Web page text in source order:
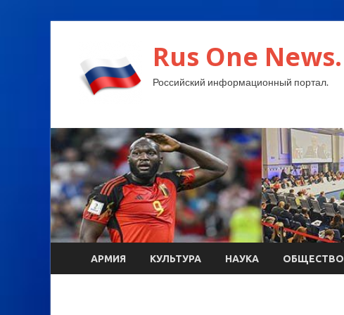
Rus One News.
Российский информационный портал.
АРМИЯ КУЛЬТУРА НАУКА ОБЩЕСТВО